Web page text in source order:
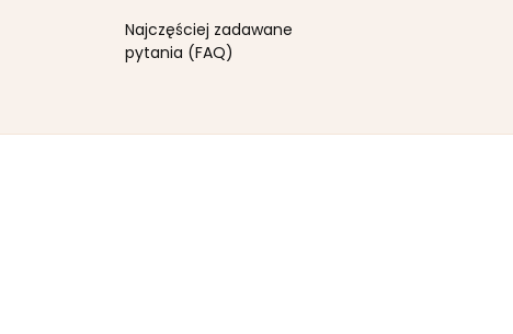
Najczęściej zadawane
pytania (FAQ)